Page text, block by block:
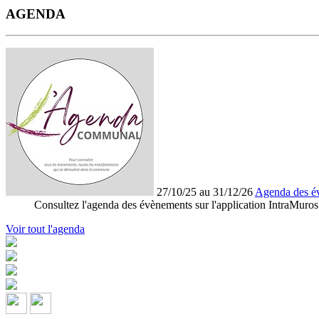
AGENDA
27/10/25 au 31/12/26 Agenda des
Consultez l'agenda des évènements sur l'application IntraMuros
Voir tout l'agenda